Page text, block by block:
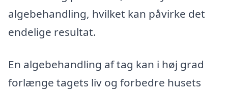
algebehandling, hvilket kan påvirke det
endelige resultat.
En algebehandling af tag kan i høj grad
forlænge tagets liv og forbedre husets